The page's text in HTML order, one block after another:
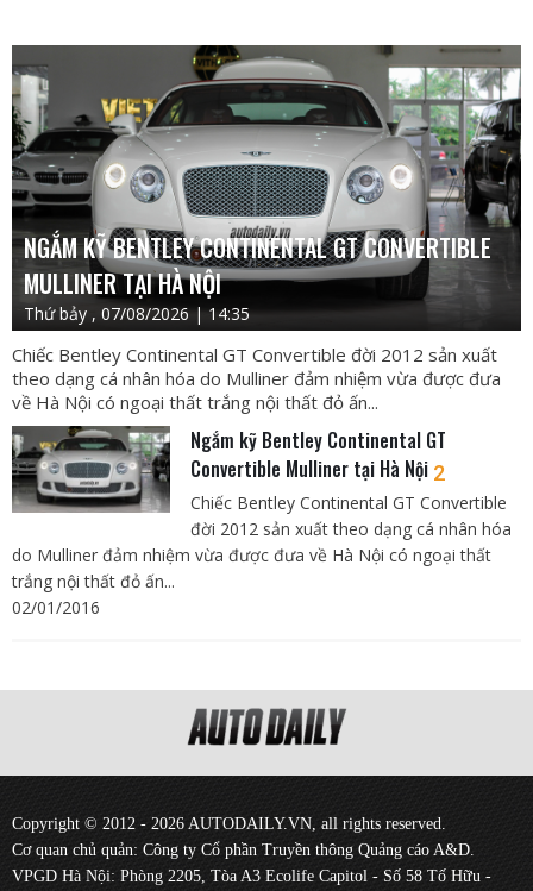
NGẮM KỸ BENTLEY CONTINENTAL GT CONVERTIBLE
MULLINER TẠI HÀ NỘI
Thứ bảy , 07/08/2026 | 14:35
Chiếc Bentley Continental GT Convertible đời 2012 sản xuất
theo dạng cá nhân hóa do Mulliner đảm nhiệm vừa được đưa
về Hà Nội có ngoại thất trắng nội thất đỏ ấn...
Ngắm kỹ Bentley Continental GT
Convertible Mulliner tại Hà Nội 2
Chiếc Bentley Continental GT Convertible
đời 2012 sản xuất theo dạng cá nhân hóa
do Mulliner đảm nhiệm vừa được đưa về Hà Nội có ngoại thất
trắng nội thất đỏ ấn...
02/01/2016
Copyright © 2012 - 2026 AUTODAILY.VN, all rights reserved.
Cơ quan chủ quản: Công ty Cổ phần Truyền thông Quảng cáo A&D.
VPGD Hà Nội: Phòng 2205, Tòa A3 Ecolife Capitol - Số 58 Tố Hữu -